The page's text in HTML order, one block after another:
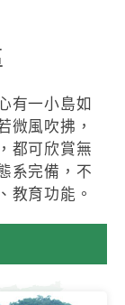
有一小島如
微風吹拂，
都可欣賞無
系完備，不
教育功能。